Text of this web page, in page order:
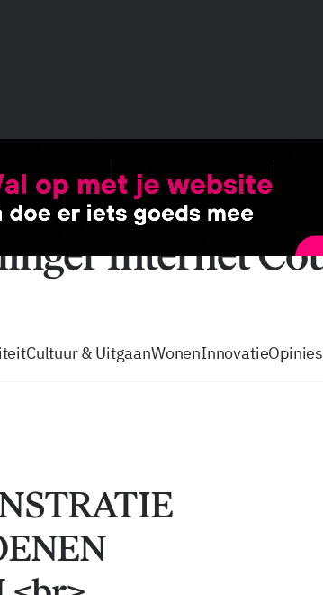
zo volg je de GIC
Cultuur & UitgaanWonenInnovatieOpinies